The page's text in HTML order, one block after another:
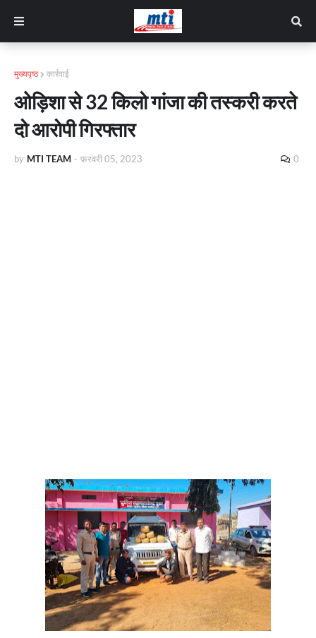
मुख्यपृष्ठ कार्रवाई
ओड़िशा से 32 किलो गांजा की तस्करी करते
दो आरोपी गिरफ्तार
by MTI TEAM - फ़रवरी 05, 2023 0